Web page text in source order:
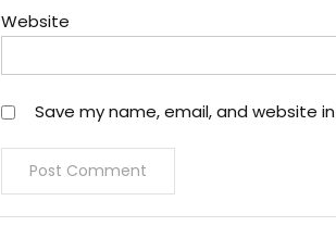
Website
Save my name, email, and website